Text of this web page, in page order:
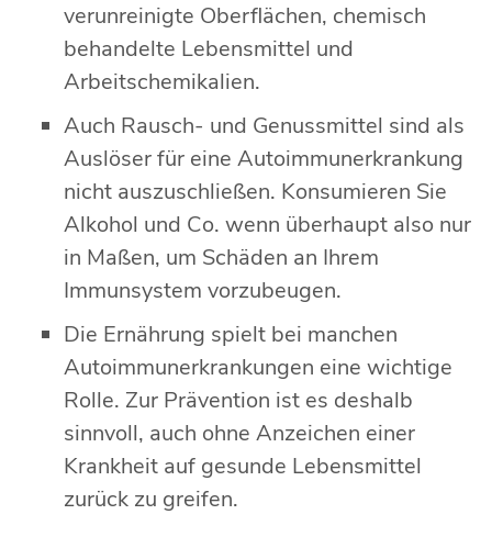
verunreinigte Oberflächen, chemisch
behandelte Lebensmittel und
Arbeitschemikalien.
Auch Rausch- und Genussmittel sind als
Auslöser für eine Autoimmunerkrankung
nicht auszuschließen. Konsumieren Sie
Alkohol und Co. wenn überhaupt also nur
in Maßen, um Schäden an Ihrem
Immunsystem vorzubeugen.
Die Ernährung spielt bei manchen
Autoimmunerkrankungen eine wichtige
Rolle. Zur Prävention ist es deshalb
sinnvoll, auch ohne Anzeichen einer
Krankheit auf gesunde Lebensmittel
zurück zu greifen.